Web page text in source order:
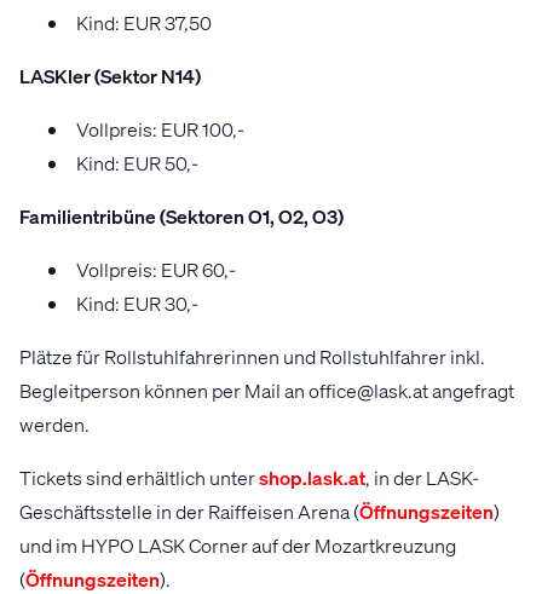
Kind: EUR 37,50
LASKler (Sektor N14)
Vollpreis: EUR 100,-
Kind: EUR 50,-
Familientribüne (SektorenO1, O2, O3)
Vollpreis: EUR 60,-
Kind: EUR 30,-
Plätze für Rollstuhlfahrerinnen und Rollstuhlfahrer inkl.
Begleitperson können per Mail an office@lask.at angefragt
werden.
Tickets sind erhältlich untershop.lask.at, in der LASK-
Geschäftsstelle in der Raiffeisen Arena (Öffnungszeiten)
und im HYPO LASK Corner auf der Mozartkreuzung
(Öffnungszeiten).